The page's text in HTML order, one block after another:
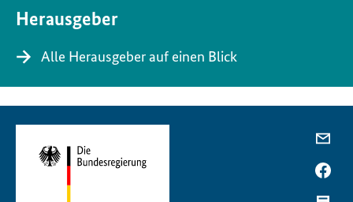
Herausgeber
Alle Herausgeber auf einen Blick